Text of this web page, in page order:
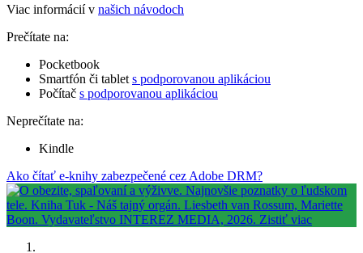
Viac informácií v našich návodoch
Prečítate na:
Pocketbook
Smartfón či tablet s podporovanou aplikáciou
Počítač s podporovanou aplikáciou
Neprečítate na:
Kindle
Ako čítať e-knihy zabezpečené cez Adobe DRM?